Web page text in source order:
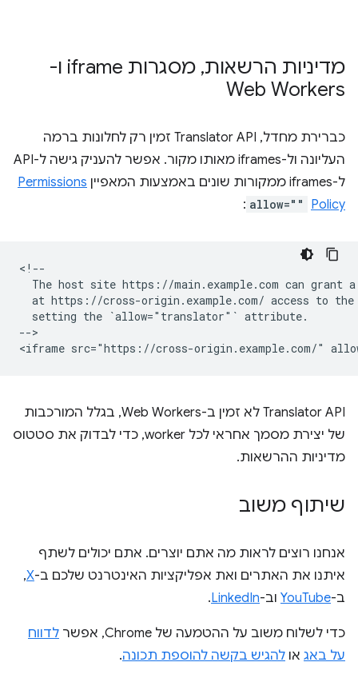
מדיניות הרשאות,
מסגרות iframe ו-
Web Workers
כברירת מחדל, Translator API זמין רק לחלונות ברמה
העליונה ול-iframes מאותו מקור. אפשר להעניק גישה ל-API
ל-iframes ממקורות שונים באמצעות המאפיין
Permissions
Policy
allow=""
:
<!--
The host site https://main.example.com can grant
at https://cross-origin.example.com/ access to
  setting the `allow="translator"` attribute.
-->
‫Translator API לא זמין ב-Web Workers, בגלל המורכבות
של יצירת מסמך אחראי לכל worker, כדי לבדוק את סטטוס
מדיניות ההרשאות.
שיתוף משוב
אנחנו רוצים לראות מה אתם יוצרים. אתם יכולים לשתף
איתנו את האתרים ואת אפליקציות האינטרנט שלכם ב-X
,
ב-YouTube וב-LinkedIn
.
כדי לשלוח משוב על ההטמעה של Chrome, אפשר
לדווח
על באג או להגיש בקשה להוספת תכונה.